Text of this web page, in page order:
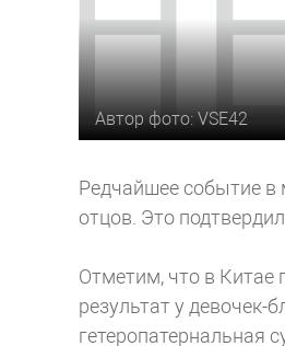
Автор фото: VSE42
Редчайшее событие в
отцов. Это
Отметим, что в Китае
результат у девочек-
гетеропатернальная